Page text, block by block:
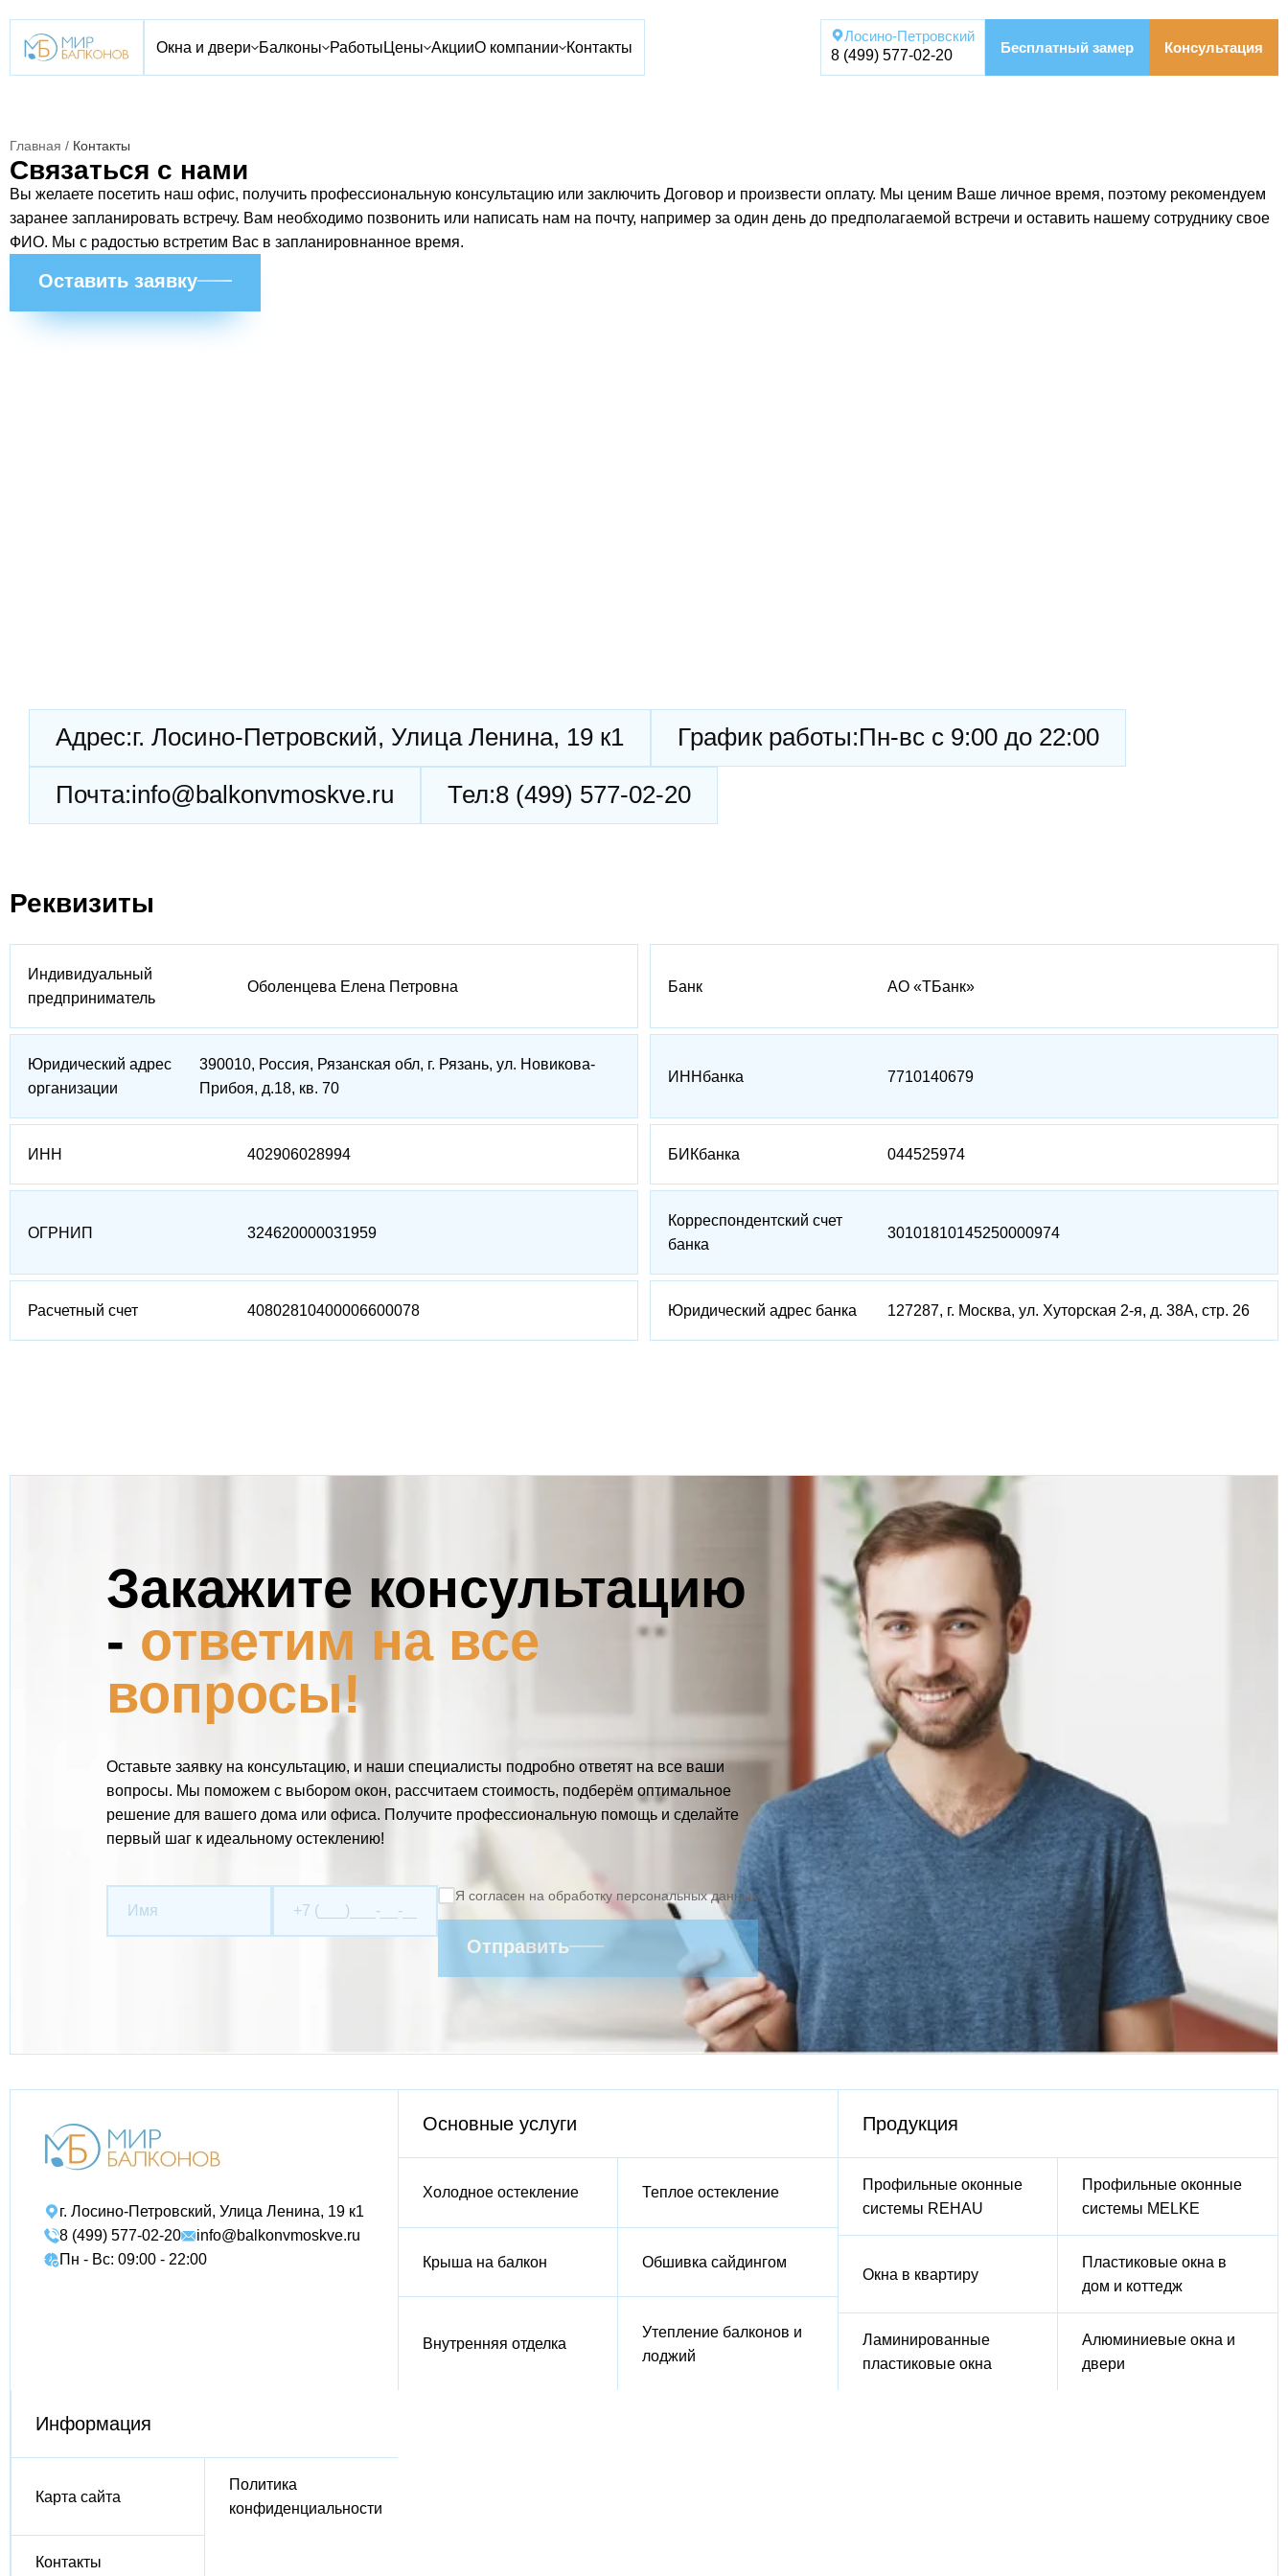
Окна и двери Балконы Работы Цены АкцииО компании Контакты
Лосино-Петровский
8 (499) 577-02-20
Бесплатный замер Консультация
Главная / Контакты
Связаться с нами
Вы желаете посетить наш офис, получить профессиональную консультацию или заключить Договор и произвести оплату. Мы ценим Ваше личное время, поэтому рекомендуем
заранее запланировать встречу. Вам необходимо позвонить или написать нам на почту, например за один день до предполагаемой встречи и оставить нашему сотруднику свое
ФИО. Мы с радостью встретим Вас в запланировнанное время.
Оставить заявку
Адрес:г. Лосино-Петровский, Улица Ленина, 19 к1 График работы:Пн-вс с 9:00 до 22:00
Почта:info@balkonvmoskve.ru Тел:8 (499) 577-02-20
Реквизиты
Индивидуальный
предприниматель
Оболенцева Елена Петровна Банк АО «ТБанк»
Юридический адрес
организации
390010, Россия, Рязанская обл, г. Рязань, ул. Новикова-
Прибоя, д.18, кв. 70
ИННбанка 7710140679
ИНН 402906028994 БИКбанка 044525974
ОГРНИП 324620000031959
Корреспондентский счет
банка
30101810145250000974
Расчетный счет 40802810400006600078 Юридический адрес банка 127287, г. Москва, ул. Хуторская 2-я, д. 38А, стр. 26
Закажите консультацию
- ответим на все
вопросы!
Оставьте заявку на консультацию, и наши специалисты подробно ответят на все ваши
вопросы. Мы поможем с выбором окон, рассчитаем стоимость, подберём оптимальное
решение для вашего дома или офиса. Получите профессиональную помощь и сделайте
первый шаг к идеальному остеклению!
Я согласен на обработку персональных данных
Отправить
г. Лосино-Петровский, Улица Ленина, 19 к1
8 (499) 577-02-20
info@balkonvmoskve.ru
Пн - Вс: 09:00 - 22:00
Основные услуги
Холодное остекление Теплое остекление
Крыша на балкон Обшивка сайдингом
Внутренняя отделка
Утепление балконов и
лоджий
Продукция
Профильные оконные
системы REHAU
Профильные оконные
системы MELKE
Окна в квартиру
Пластиковые окна в
дом и коттедж
Ламинированные
пластиковые окна
Алюминиевые окна и
двери
Информация
Карта сайта
Политика
конфиденциальности
Контакты